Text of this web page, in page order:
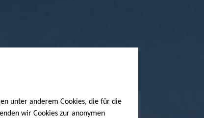
unter anderem Cookies, die für die
wir Cookies zur anonymen